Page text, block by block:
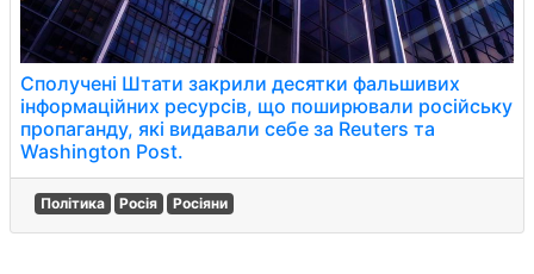
Сполучені Штати закрили десятки фальшивих
інформаційних ресурсів, що поширювали російську
пропаганду, які видавали себе за Reuters та
Washington Post.
Політика Росія Росіяни